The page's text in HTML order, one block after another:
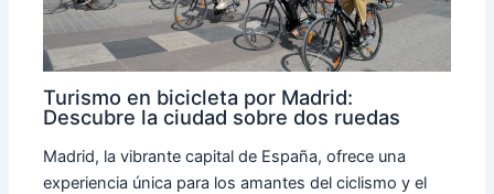
Turismo en bicicleta por Madrid:
Descubre la ciudad sobre dos ruedas
Madrid, la vibrante capital de España, ofrece una
experiencia única para los amantes del ciclismo y el